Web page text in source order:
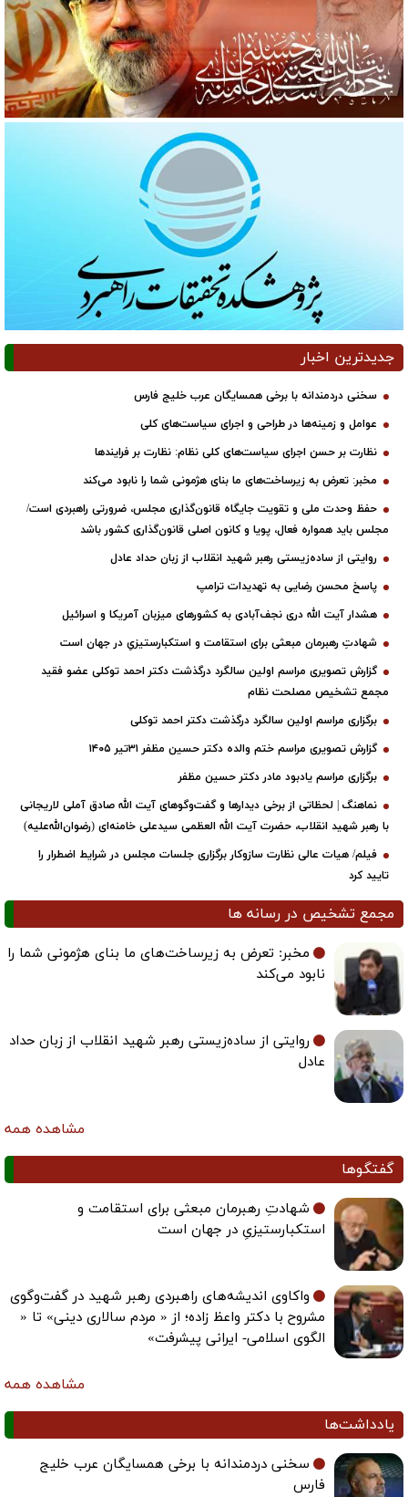
جدیدترین اخبار
سخنی دردمندانه با برخی همسایگان عرب خلیج فارس
عوامل و زمینه‌ها در طراحی و اجرای سیاست‌های کلی
نظارت بر حسن اجرای سیاست‌های کلی نظام: نظارت بر فرایندها
مخبر: تعرض به زیرساخت‌های ما بنای هژمونی شما را نابود می‌کند
حفظ وحدت ملی و تقویت جایگاه قانون‌گذاری مجلس، ضرورتی راهبردی است/
مجلس باید همواره فعال، پویا و کانون اصلی قانون‌گذاری کشور باشد
روایتی از ساده‌زیستی رهبر شهید انقلاب از زبان حداد عادل
پاسخ محسن رضایی به تهدیدات ترامپ
هشدار آیت الله دری نجف‌آبادی به کشورهای میزبان آمریکا و اسرائیل
شهادتِ رهبرمان مبعثی برای استقامت و استکبارستیزیِ در جهان است
گزارش تصویری مراسم اولین سالگرد درگذشت دکتر احمد توکلی عضو فقید
مجمع تشخیص مصلحت نظام
برگزاری مراسم اولین سالگرد درگذشت دکتر احمد توکلی
گزارش تصویری مراسم ختم والده دکتر حسین مظفر ۳۱تیر ۱۴۰۵
برگزاری مراسم یادبود مادر دکتر حسین مظفر
نماهنگ | لحظاتی از برخی دیدارها و گفت‌وگوهای آیت ‌الله صادق آملی لاریجانی
با رهبر شهید انقلاب، حضرت آیت‌ الله العظمی سیدعلی خامنه‌ای (رضوان‌الله‌علیه)
فیلم/ هیات عالی نظارت سازوکار برگزاری جلسات مجلس در شرایط اضطرار را
تایید کرد
مجمع تشخیص در رسانه ها
مخبر: تعرض به زیرساخت‌های ما بنای هژمونی شما را
نابود می‌کند
روایتی از ساده‌زیستی رهبر شهید انقلاب از زبان حداد
عادل
مشاهده همه
گفتگوها
شهادتِ رهبرمان مبعثی برای استقامت و
استکبارستیزیِ در جهان است
واکاوی اندیشه‌های راهبردی رهبر شهید در گفت‌وگوی
مشروح با دکتر واعظ زاده؛ از « مردم سالاری دینی» تا «
الگوی اسلامی- ایرانی پیشرفت»
مشاهده همه
یادداشت‌ها
سخنی دردمندانه با برخی همسایگان عرب خلیج
فارس